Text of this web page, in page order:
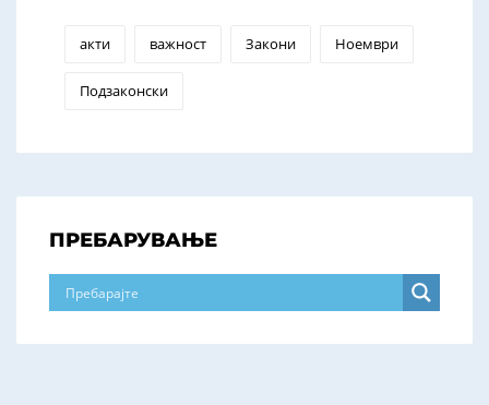
акти важност Закони Ноември
Подзаконски
ПРЕБАРУВАЊЕ